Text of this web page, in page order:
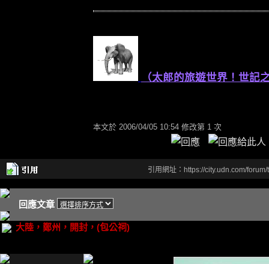
（太郎的旅遊世界！世記
本文於 2006/04/05 10:54 修改第 1 次
引用網址：https://city.udn.com/
回應文章
大陸，鄭州，開封，(包公祠)